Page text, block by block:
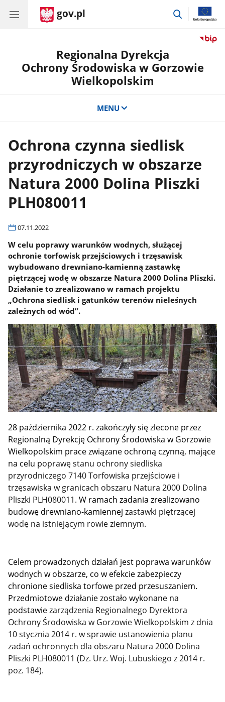
gov.pl
przejdź
Regionalna Dyrekcja
Ochrony Środowiska w Gorzowie
Wielkopolskim
MENU
Ochrona czynna siedlisk
przyrodniczych w obszarze
Natura 2000 Dolina Pliszki
PLH080011
07.11.2022
W celu poprawy warunków wodnych, służącej
ochronie torfowisk przejściowych i trzęsawisk
wybudowano drewniano-kamienną zastawkę
piętrzącej wodę w obszarze Natura 2000 Dolina Pliszki.
Działanie to zrealizowano w ramach projektu
„Ochrona siedlisk i gatunków terenów nieleśnych
zależnych od wód”.
28 października 2022 r. zakończyły się zlecone przez
Regionalną Dyrekcję Ochrony Środowiska w Gorzowie
Wielkopolskim prace związane ochroną czynną, mające
na celu poprawę stanu ochrony siedliska
przyrodniczego7140 Torfowiska przejściowe i
trzęsawiska w granicach obszaru Natura 2000 Dolina
Pliszki PLH080011. W ramach zadania zrealizowano
budowę drewniano-kamiennejzastawki piętrzącej
wodę na istniejącym rowie ziemnym.
Celem prowadzonych działań jest poprawa warunków
wodnych w obszarze, co w efekcie zabezpieczy
chronione siedliska torfowe przed przesuszaniem.
Przedmiotowe działanie zostało wykonane na
podstawie zarządzenia Regionalnego Dyrektora
Ochrony Środowiska w Gorzowie Wielkopolskim z dnia
10 stycznia 2014 r. w sprawie ustanowienia planu
zadań ochronnych dla obszaru Natura 2000 Dolina
Pliszki PLH080011 (Dz. Urz. Woj. Lubuskiego z 2014 r.
poz. 184).